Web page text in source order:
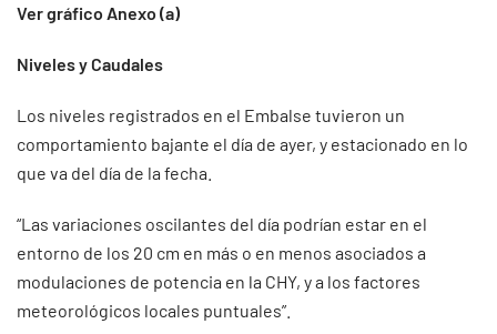
Ver gráfico Anexo (a)
Niveles y Caudales
Los niveles registrados en el Embalse tuvieron un
comportamiento bajante el día de ayer, y estacionado en lo
que va del día de la fecha.
“Las variaciones oscilantes del día podrían estar en el
entorno de los 20 cm en más o en menos asociados a
modulaciones de potencia en la CHY, y a los factores
meteorológicos locales puntuales”.